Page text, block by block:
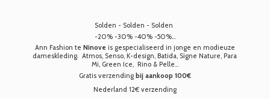
Solden - Solden - Solden
-20% -30% -40% -50%...
Ann Fashion te Ninove is gespecialiseerd in jonge en modieuze
dameskleding. Atmos, Senso, K-design, Batida, Signe Nature, Para
Mi, Green Ice, Rino & Pelle...
Gratis verzending bij aankoop 100€
Nederland 12€ verzending